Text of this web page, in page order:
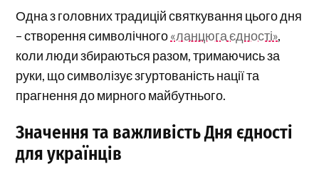
Одна з головних традицій святкування цього дня
– створення символічного«ланцюга єдності»,
коли люди збираються разом, тримаючись за
руки, що символізує згуртованість нації та
прагнення до мирного майбутнього.
Значення та важливість Дня єдності
для українців